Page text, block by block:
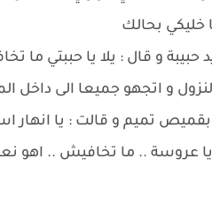
خليكي بحالك
و قال : يلا يا حببتي ما
و اتجهو جميعا الى داخل
تميم و قالت : يا انهار
عروسة .. ما تخافيش .. اهو